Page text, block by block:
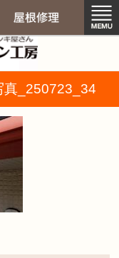
真_250723_34